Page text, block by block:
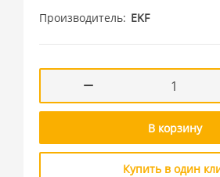
Производитель EKF
В корзину
Купить в один